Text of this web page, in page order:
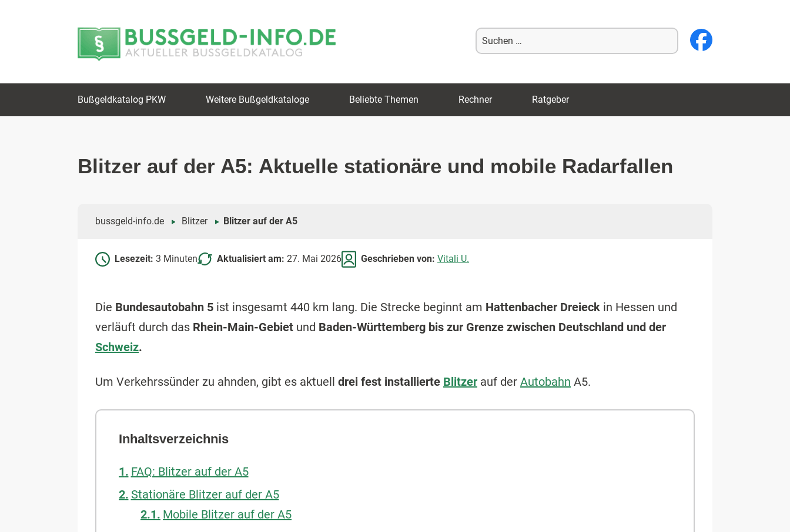
Suche
nach:
Bußgeldkatalog PKW Weitere Bußgeldkataloge Beliebte Themen Rechner Ratgeber
Blitzer auf der A5: Aktuelle stationäre und mobile Radarfallen
bussgeld-info.de Blitzer Blitzer auf der A5
Lesezeit: 3 Minuten Aktualisiert am: 27. Mai 2026 Geschrieben von: Vitali U.
Die Bundesautobahn 5 ist insgesamt 440 km lang. Die Strecke beginnt am Hattenbacher Dreieck in Hessen und
verläuft durch das Rhein-Main-Gebiet und Baden-Württemberg bis zur Grenze zwischen Deutschland und der
Schweiz.
Um Verkehrssünder zu ahnden, gibt es aktuell drei fest installierte Blitzer auf der Autobahn A5.
Inhaltsverzeichnis
FAQ: Blitzer auf der A5
Stationäre Blitzer auf der A5
Mobile Blitzer auf der A5